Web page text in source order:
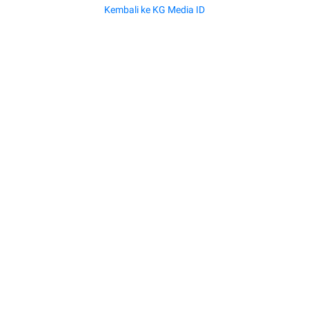
Kembali ke KG Media ID